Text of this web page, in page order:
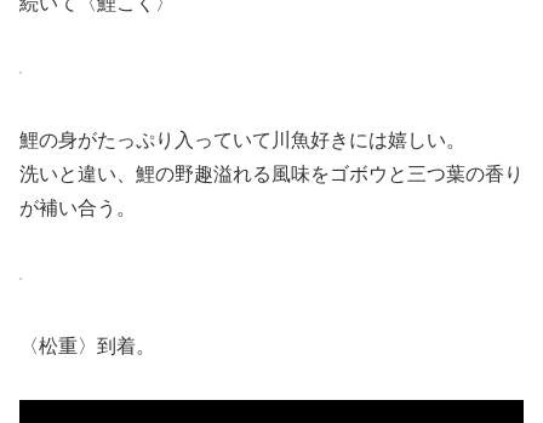
鯉の身がたっぷり入っていて川魚好きには嬉しい。
洗いと違い、鯉の野趣溢れる風味をゴボウと三つ葉の香り
が補い合う。
〈松重〉到着。